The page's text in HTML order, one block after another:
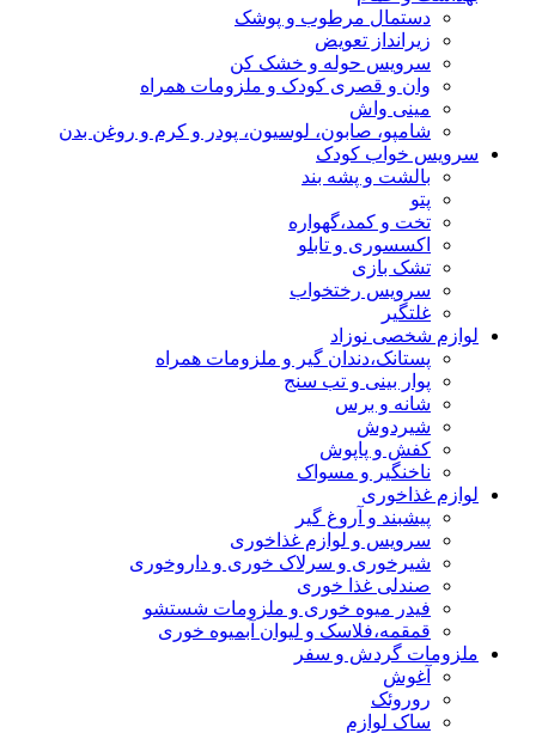
دستمال مرطوب و پوشک
زیرانداز تعویض
سرویس حوله و خشک کن
وان و قصری کودک و ملزومات همراه
مینی واش
شامپو، صابون، لوسیون، پودر و کرم و روغن بدن
سرویس خواب کودک
بالشت و پشه بند
پتو
تخت و کمد،گهواره
اکسسوری و تابلو
تشک بازی
سرویس رختخواب
غلتگیر
لوازم شخصی نوزاد
پستانک،دندان گیر و ملزومات همراه
پوار بینی و تب سنج
شانه و برس
شیردوش
کفش و پاپوش
ناخنگیر و مسواک
لوازم غذاخوری
پیشبند و آروغ گیر
سرویس و لوازم غذاخوری
شیرخوری و سرلاک خوری و داروخوری
صندلی غذا خوری
فیدر میوه خوری و ملزومات شستشو
قمقمه،فلاسک و لیوان آبمیوه خوری
ملزومات گردش و سفر
آغوش
روروئک
ساک لوازم